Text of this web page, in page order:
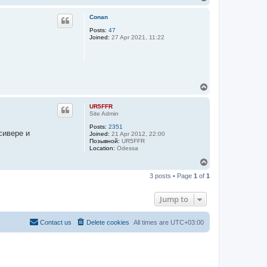
Conan
Posts: 47
Joined: 27 Apr 2021, 11:22
UR5FFR
Site Admin
Posts: 2351
Joined: 21 Apr 2012, 22:00
Позывной: UR5FFR
Location: Odessa
и
p
3 posts • Page 1 of 1
Jump to
All times are UTC+03:00
Delete cookies
Contact us